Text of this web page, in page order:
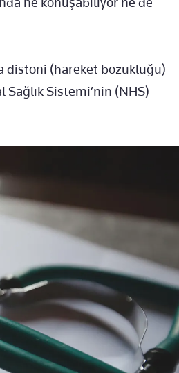
distoni (hareket bozukluğu)
Sistemi’nin (NHS)